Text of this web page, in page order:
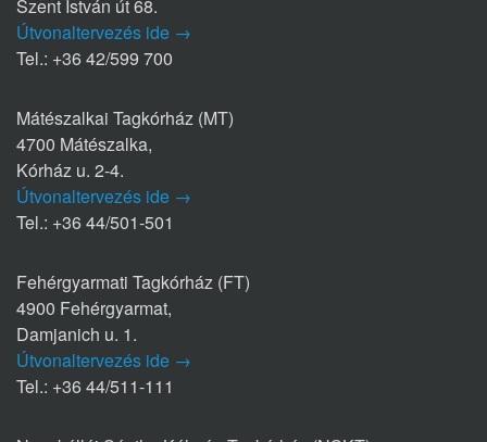
Szent István út 68.
Útvonaltervezés ide →
Tel.: +36 42/599 700
Mátészalkai Tagkórház (MT)
4700 Mátészalka,
Kórház u. 2-4.
Útvonaltervezés ide →
Tel.: +36 44/501-501
Fehérgyarmati Tagkórház (FT)
4900 Fehérgyarmat,
Damjanich u. 1.
Útvonaltervezés ide →
Tel.: +36 44/511-111